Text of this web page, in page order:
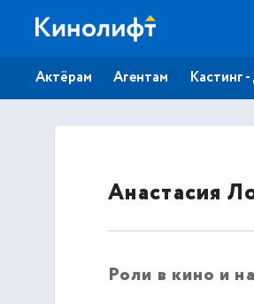
Актёрам Агентам Кастинг
Анастасия
Роли в кино и